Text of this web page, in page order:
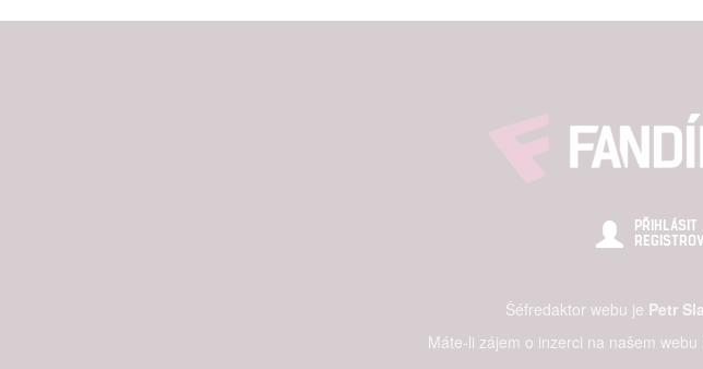
PŘIHLÁSIT
Šéfredaktor webu je Petr
Máte-li zájem o inzerci na našem
Poskytování a zobrazování reklamy a